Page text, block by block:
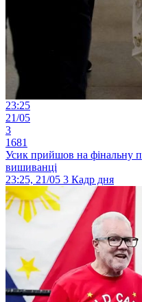
23:25
21/05
3
1681
Усик прийшов на фінальну
вишиванці
23:25, 21/05 3 Кадр дня